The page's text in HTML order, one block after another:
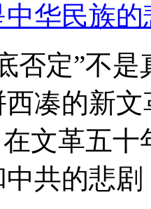
华民族的
否定”不
凑的新
文革五
共的悲